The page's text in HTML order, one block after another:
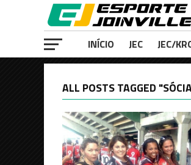
INÍCIO JEC JEC/
ALL POSTS TAGGED